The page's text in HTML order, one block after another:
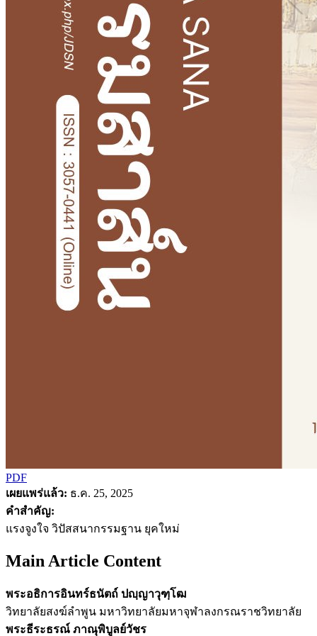
PDF
เผยแพร่แล้ว: ธ.ค. 25, 2025
คำสำคัญ:
แรงจูงใจ วิปัสสนากรรมฐาน ยุคใหม่
Main Article Content
พระอธิการอินทร์ธนัตถ์ ปญฺญาวุฑฺโฒ
วิทยาลัยสงฆ์ลำพูน มหาวิทยาลัยมหาจุฬาลงกรณราชวิทยาลัย
พระธีระธรณ์ ภาณุพิบูลย์วัชร